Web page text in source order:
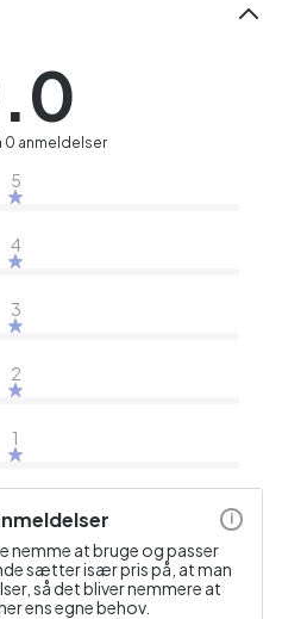
0 anmeldelser
5
4
3
2
1
nemme at bruge og passer
sætter især pris på, at man
så det bliver nemmere at
ens egne behov.
i